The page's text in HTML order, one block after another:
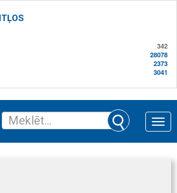
342
28078
2373
3041
Toggle